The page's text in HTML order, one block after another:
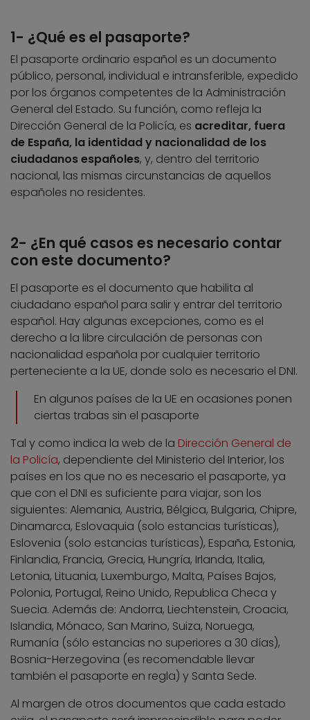
1- ¿Qué es el pasaporte?
El pasaporte ordinario español es un documento
público, personal, individual e intransferible, expedido
por los órganos competentes de la Administración
General del Estado. Su función, como refleja la
Dirección General de la Policía, es acreditar, fuera
de España, la identidad y nacionalidad de los
ciudadanos españoles, y, dentro del territorio
nacional, las mismas circunstancias de aquellos
españoles no residentes.
2- ¿En qué casos es necesario contar
con este documento?
El pasaporte es el documento que habilita al
ciudadano español para salir y entrar del territorio
español. Hay algunas excepciones, como es el
derecho a la libre circulación de personas con
nacionalidad española por cualquier territorio
perteneciente a la UE, donde solo es necesario el DNI.
En algunos países de la UE en ocasiones ponen
ciertas trabas sin el pasaporte
Tal y como indica la web de la Dirección General de
la Policía, dependiente del Ministerio del Interior, los
países en los que no es necesario el pasaporte, ya
que con el DNI es suficiente para viajar, son los
siguientes: Alemania, Austria, Bélgica, Bulgaria, Chipre,
Dinamarca, Eslovaquia (solo estancias turísticas),
Eslovenia (solo estancias turísticas), España, Estonia,
Finlandia, Francia, Grecia, Hungría, Irlanda, Italia,
Letonia, Lituania, Luxemburgo, Malta, Países Bajos,
Polonia, Portugal, Reino Unido, Republica Checa y
Suecia. Además de: Andorra, Liechtenstein, Croacia,
Islandia, Mónaco, San Marino, Suiza, Noruega,
Rumanía (sólo estancias no superiores a 30 días),
Bosnia-Herzegovina (es recomendable llevar
también el pasaporte en regla) y Santa Sede.
Al margen de otros documentos que cada estado